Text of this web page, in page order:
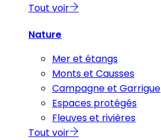
Tout voir
Nature
Mer et étangs
Monts et Causses
Campagne et Garrigue
Espaces protégés
Fleuves et rivières
Tout voir